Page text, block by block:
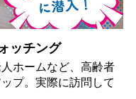
ッチング
ホームなど、高齢者
プ。実際に訪問して